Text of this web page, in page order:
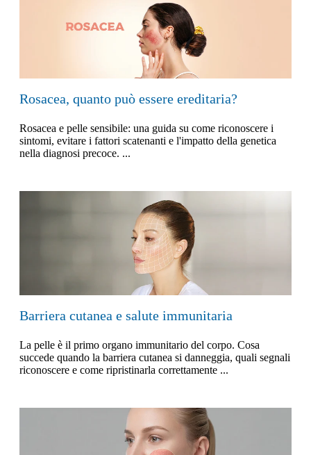
Rosacea, quanto può essere ereditaria?
Rosacea e pelle sensibile: una guida su come riconoscere i
sintomi, evitare i fattori scatenanti e l'impatto della genetica
nella diagnosi precoce. ...
Barriera cutanea e salute immunitaria
La pelle è il primo organo immunitario del corpo. Cosa
succede quando la barriera cutanea si danneggia, quali segnali
riconoscere e come ripristinarla correttamente ...